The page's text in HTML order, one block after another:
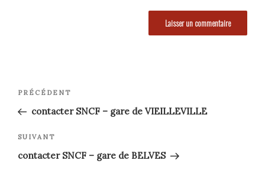
Navigation
de
l’article
Article
précédent
PRÉCÉDENT
contacter SNCF – gare de VIEILLEVILLE
Article
suivant
SUIVANT
contacter SNCF – gare de BELVES